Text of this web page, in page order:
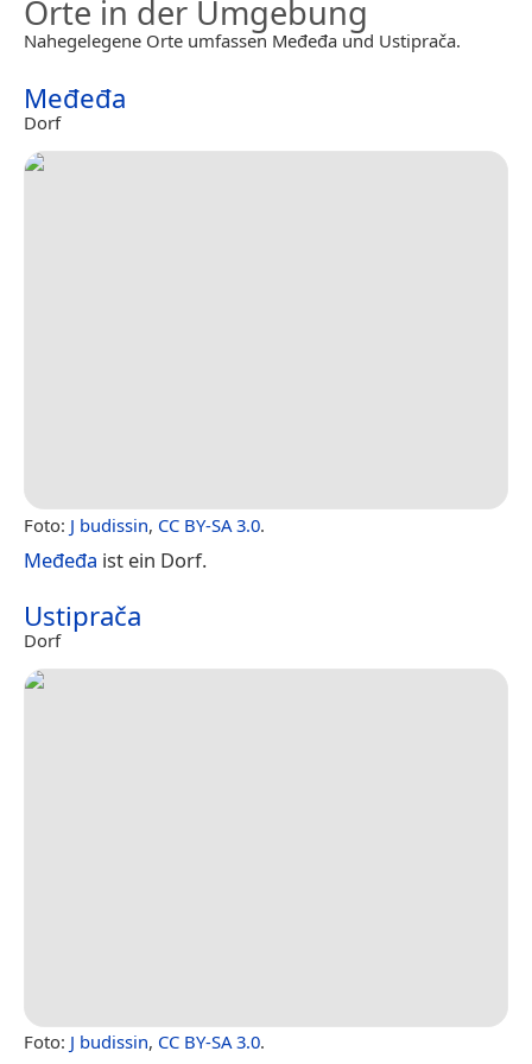
Orte in der Umgebung
Nahegelegene Orte umfassen Međeđa und Ustiprača.
Međeđa
Dorf
Foto: J budissin, CC BY-SA 3.0.
Međeđa ist ein Dorf.
Ustiprača
Dorf
Foto: J budissin, CC BY-SA 3.0.